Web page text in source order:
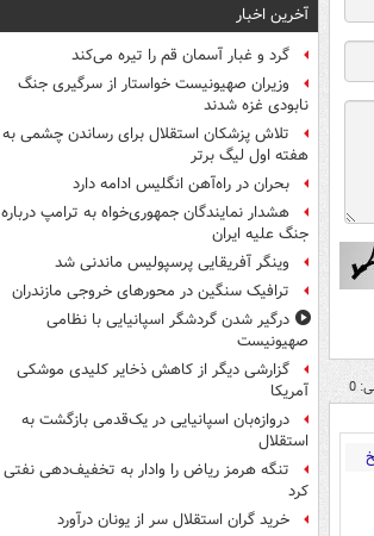
0
آخرین اخبار
گرد و غبار آسمان قم را تیره می‌کند
وزیران صهیونیست خواستار از سرگیری جنگ
نابودی غزه شدند
تلاش پزشکان استقلال برای رساندن چشمی به
هفته اول لیگ برتر
بحران در راه‌آهن انگلیس ادامه دارد
هشدار نمایندگان جمهوری‌خواه به ترامپ درباره
جنگ علیه ایران
وینگر آفریقایی پرسپولیس ماندنی شد
ترافیک سنگین در محورهای خروجی مازندران
درگیر شدن گردشگر اسپانیایی با نظامی
صهیونیست
گزارشی دیگر از کاهش ذخایر کلیدی موشکی
آمریکا
دروازه‌بان اسپانیایی در یک‌قدمی بازگشت به
استقلال
تنگه هرمز ریاض را وادار به تخفیف‌دهی نفتی
کرد
خرید گران استقلال سر از یونان درآورد